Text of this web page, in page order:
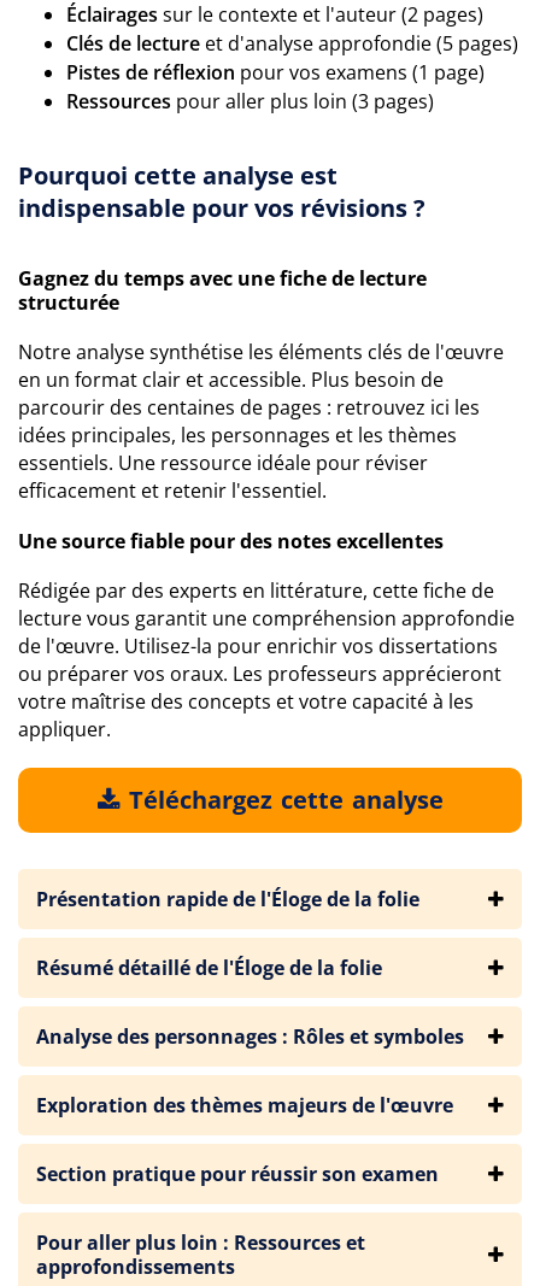
Éclairages sur le contexte et l'auteur (2 pages)
Clés de lecture et d'analyse approfondie (5 pages)
Pistes de réflexion pour vos examens (1 page)
Ressources pour aller plus loin (3 pages)
Pourquoi cette analyse est
indispensable pour vos révisions ?
Gagnez du temps avec une fiche de lecture
structurée
Notre analyse synthétise les éléments clés de l'œuvre
en un format clair et accessible. Plus besoin de
parcourir des centaines de pages : retrouvez ici les
idées principales, les personnages et les thèmes
essentiels. Une ressource idéale pour réviser
efficacement et retenir l'essentiel.
Une source fiable pour des notes excellentes
Rédigée par des experts en littérature, cette fiche de
lecture vous garantit une compréhension approfondie
de l'œuvre. Utilisez-la pour enrichir vos dissertations
ou préparer vos oraux. Les professeurs apprécieront
votre maîtrise des concepts et votre capacité à les
appliquer.
Téléchargez cette analyse
Présentation rapide de l'Éloge de la folie
Résumé détaillé de l'Éloge de la folie
Analyse des personnages : Rôles et symboles
Exploration des thèmes majeurs de l'œuvre
Section pratique pour réussir son examen
Pour aller plus loin : Ressources et
approfondissements